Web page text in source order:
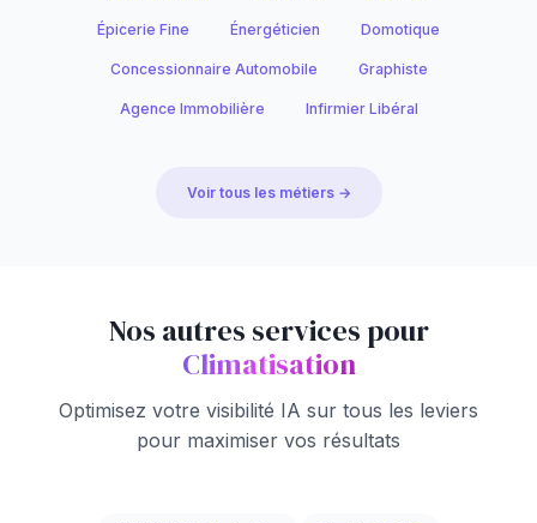
Épicerie Fine Énergéticien Domotique
Concessionnaire Automobile Graphiste
Agence Immobilière Infirmier Libéral
Voir tous les métiers →
Nos autres services pour
Climatisation
Optimisez votre visibilité IA sur tous les leviers
pour maximiser vos résultats